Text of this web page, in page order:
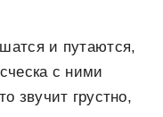
и путаются,
с ними
звучит грустно,